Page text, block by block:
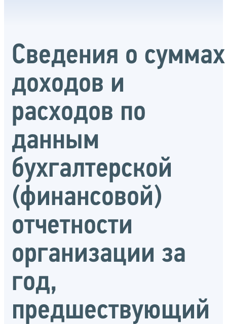
Сведения о суммах
доходов и
расходов по
данным
бухгалтерской
(финансовой)
отчетности
организации за
год,
предшествующий